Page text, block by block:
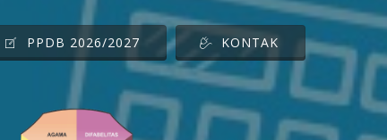
PPDB 2026/2027 KONTAK